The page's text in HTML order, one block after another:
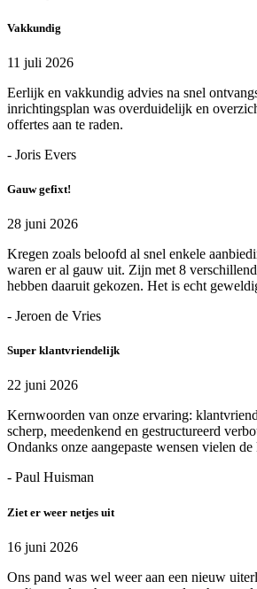
Vakkundig
11 juli 2026
Eerlijk en vakkundig advies na snel
inrichtingsplan was overduidelijk en
offertes aan te raden.
- Joris Evers
Gauw gefixt!
28 juni 2026
Kregen zoals beloofd al snel enkele
waren er al gauw uit. Zijn met 8
hebben daaruit gekozen. Het is echt
- Jeroen de Vries
Super klantvriendelijk
22 juni 2026
Kernwoorden van onze ervaring:
scherp, meedenkend en gestructureerd
Ondanks onze aangepaste wensen vielen de
- Paul Huisman
Ziet er weer netjes uit
16 juni 2026
Ons pand was wel weer aan een nieuw